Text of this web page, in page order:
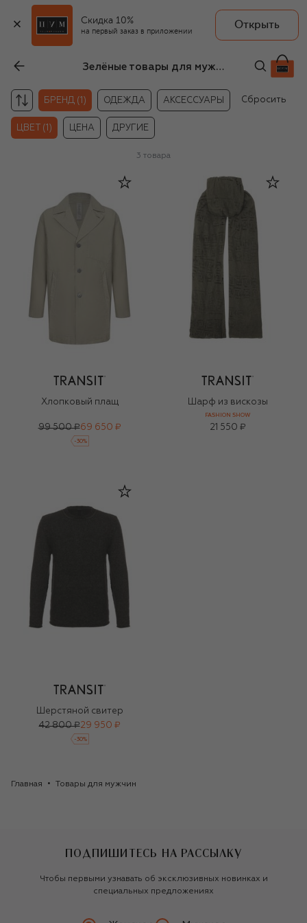
Скидка 10%
на первый заказ в приложении
Открыть
Зелёные товары для мужчин Transit
БРЕНД (1) ОДЕЖДА АКСЕССУАРЫ Сбросить
ЦВЕТ (1) ЦЕНА ДРУГИЕ
3 товара
Хлопковый плащ
99 500 ₽69 650 ₽
-30%
Шарф из вискозы
FASHION SHOW
21 550 ₽
Шерстяной свитер
42 800 ₽29 950 ₽
-30%
Главная Товары для мужчин
ПОДПИШИТЕСЬ НА РАССЫЛКУ
Чтобы первыми узнавать об эксклюзивных новинках и
специальных предложениях